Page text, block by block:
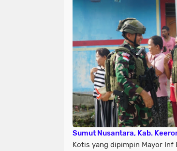
Sumut Nusantara, Kab.
Kotis yang dipimpin Mayor